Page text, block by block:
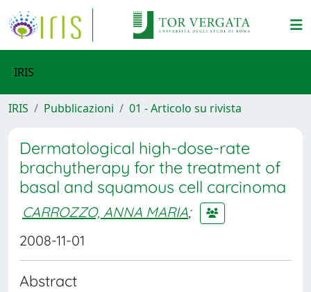
IRIS
IRIS Pubblicazioni 01 - Articolo su rivista
Dermatological high-dose-rate
brachytherapy for the treatment of
basal and squamous cell carcinoma
CARROZZO, ANNA MARIA;
2008-11-01
Abstract